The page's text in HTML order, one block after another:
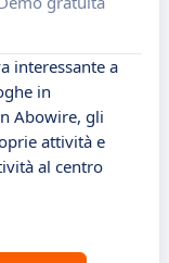
interessante a
in
Abowire, gli
attività e
al centro